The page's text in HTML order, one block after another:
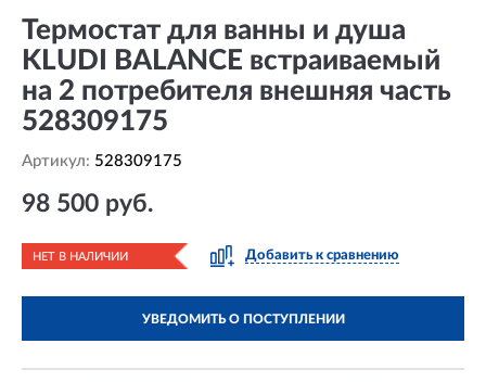
Термостат для ванны и душа
KLUDI BALANCE встраиваемый
на 2 потребителя внешняя часть
528309175
Артикул: 528309175
98 500 руб.
НЕТ В НАЛИЧИИ Добавить к сравнению
УВЕДОМИТЬ О ПОСТУПЛЕНИИ